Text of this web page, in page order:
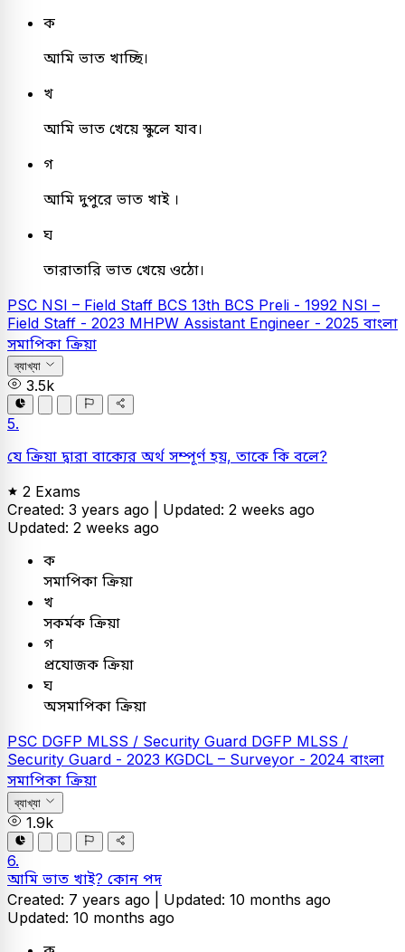
ক
আমি ভাত খাচ্ছি।
খ
আমি ভাত খেয়ে স্কুলে যাব।
গ
আমি দুপুরে ভাত খাই ।
ঘ
তারাতারি ভাত খেয়ে ওঠো।
PSC NSI – Field Staff BCS 13th BCS Preli - 1992 NSI –
Field Staff - 2023 MHPW Assistant Engineer - 2025 বাংলা
সমাপিকা ক্রিয়া
ব্যাখ্যা
3.5k
5.
যে ক্রিয়া দ্বারা বাক্যের অর্থ সম্পূর্ণ হয়, তাকে কি বলে?
2 Exams
Created: 3 years ago | Updated: 2 weeks ago
Updated: 2 weeks ago
ক
সমাপিকা ক্রিয়া
খ
সকর্মক ক্রিয়া
গ
প্রযোজক ক্রিয়া
ঘ
অসমাপিকা ক্রিয়া
PSC DGFP MLSS / Security Guard DGFP MLSS /
Security Guard - 2023 KGDCL – Surveyor - 2024 বাংলা
সমাপিকা ক্রিয়া
ব্যাখ্যা
1.9k
6.
আমি ভাত খাই? কোন পদ
Created: 7 years ago | Updated: 10 months ago
Updated: 10 months ago